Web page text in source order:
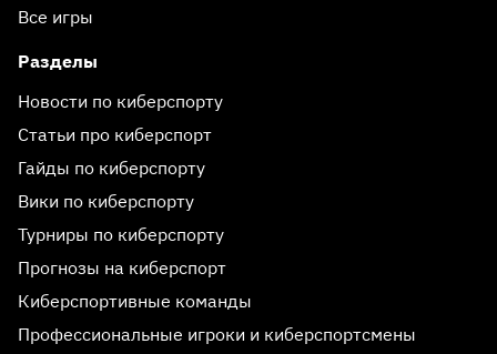
Все игры
Разделы
Новости по киберспорту
Статьи про киберспорт
Гайды по киберспорту
Вики по киберспорту
Турниры по киберспорту
Прогнозы на киберспорт
Киберспортивные команды
Профессиональные игроки и киберспортсмены